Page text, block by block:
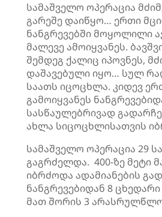
სამაშველო ოპერაცია
გარეშე დაიწყო… ერთი
ნანგრევებში მოყოლილი
მალევე ამოიყვანეს.
შემდეგ ქალიც იპოვნეს,
დაშავებული იყო… სულ
საათს იცოცხლა. კიდევ
გამოიყვანეს
სასწაულებრივად
ახლა სიცოცხლისათვის
სამაშველო ოპერაცია 29
გაგრძელდა. 400-ზე მეტი
იბრძოდა ადამიანების
ნანგრევებიდან 8 ცხედარი
მათ შორის 3